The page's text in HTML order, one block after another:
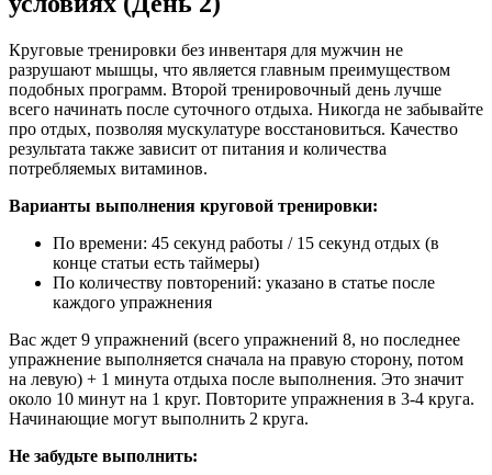
Круговые тренировки без инвентаря для мужчин не
разрушают мышцы, что является главным преимуществом
подобных программ. Второй тренировочный день лучше
всего начинать после суточного отдыха. Никогда не забывайте
про отдых, позволяя мускулатуре восстановиться. Качество
результата также зависит от питания и количества
потребляемых витаминов.
Варианты выполнения круговой тренировки:
По времени: 45 секунд работы / 15 секунд отдых (в
конце статьи есть таймеры)
По количеству повторений: указано в статье после
каждого упражнения
Вас ждет 9 упражнений (всего упражнений 8, но последнее
упражнение выполняется сначала на правую сторону, потом
на левую) + 1 минута отдыха после выполнения. Это значит
около 10 минут на 1 круг. Повторите упражнения в 3-4 круга.
Начинающие могут выполнить 2 круга.
Не забудьте выполнить: